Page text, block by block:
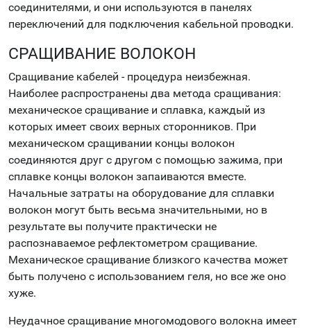
соединителями, и они используются в панелях
переключений для подключения кабельной проводки.
СРАЩИВАНИЕ ВОЛОКОН
Сращивание кабелей - процедура неизбежная.
Наиболее распространены два метода сращивания:
механическое сращивание и сплавка, каждый из
которых имеет своих верных сторонников. При
механическом сращивании концы волокон
соединяются друг с другом с помощью зажима, при
сплавке концы волокон запаиваются вместе.
Начальные затраты на оборудование для сплавки
волокон могут быть весьма значительными, но в
результате вы получите практически не
распознаваемое рефлектометром сращивание.
Механическое сращивание близкого качества может
быть получено с использованием геля, но все же оно
хуже.
Неудачное сращивание многомодового волокна имеет